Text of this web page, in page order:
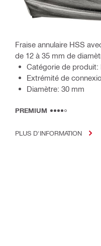
Fraise annulaire HSS
de 12 à 35 mm de
Catégorie de produit:
Extrémité de
Diamètre: 30 mm
PREMIUM
PLUS D'INFORMATION